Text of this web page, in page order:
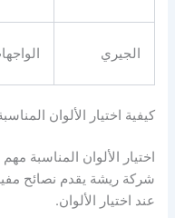
الجيري
كيفية اختيار الألوان
اختيار الألوان المناسبة
شركة ريشة يقدم نصائح
عند اختيار الألوان.